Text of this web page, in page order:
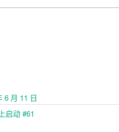
6 月 11 日